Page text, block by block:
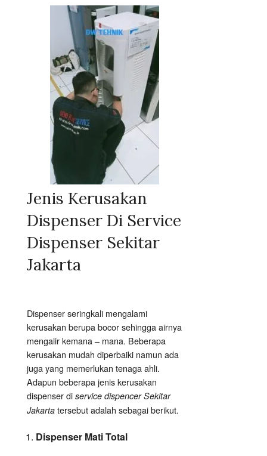
Jenis Kerusakan
Dispenser Di Service
Dispenser Sekitar
Jakarta
Dispenser seringkali mengalami
kerusakan berupa bocor sehingga airnya
mengalir kemana – mana. Beberapa
kerusakan mudah diperbaiki namun ada
juga yang memerlukan tenaga ahli.
Adapun beberapa jenis kerusakan
dispenser di service dispencer Sekitar
Jakarta tersebut adalah sebagai berikut.
Dispenser Mati Total